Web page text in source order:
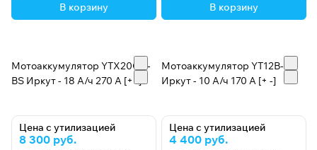
В корзину В корзину
Мотоаккумулятор YTX20CH-
BS Иркут - 18 А/ч 270 A [+ -]
Цена с утилизацией
8 300 руб.
Мотоаккумулятор YT12B-BS
Иркут - 10 А/ч 170 A [+ -]
Цена с утилизацией
4 400 руб.